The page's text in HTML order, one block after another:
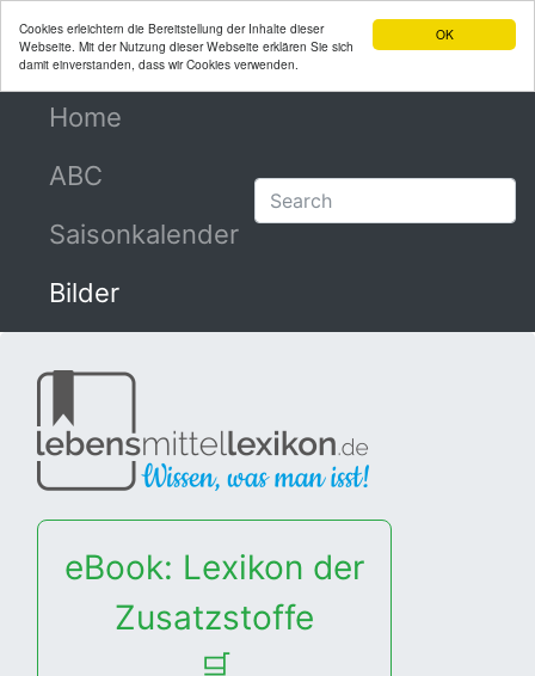
OK
Cookies erleichtern die Bereitstellung der Inhalte dieser
Webseite. Mit der Nutzung dieser Webseite erklären Sie sich
damit einverstanden, dass wir Cookies verwenden.
Home
ABC
Saisonkalender
Bilder
eBook: Lexikon der
Zusatzstoffe
🛒